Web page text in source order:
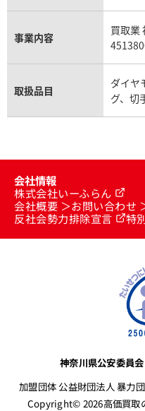
事業内容
買取業
取扱品目
ダイヤ
グ、切
会社情報
株式会社いーふらん
会社概要
お問い合わせ
反社会勢力排除宣言
特
神奈川県公安委員
加盟団体 公益財団法人 暴力
Copyright© 2026高価買取